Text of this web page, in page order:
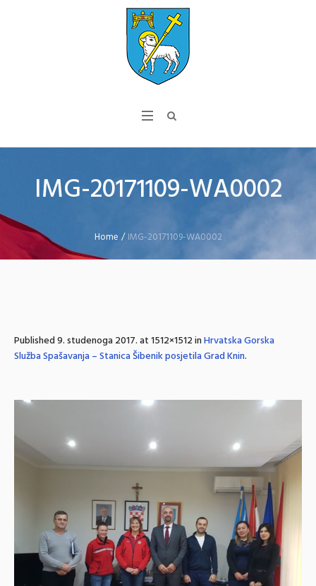
IMG-20171109-WA0002
Home /IMG-20171109-WA0002
Published9. studenoga 2017.at 1512×1512 inHrvatska Gorska
Služba Spašavanja – Stanica Šibenik posjetila Grad Knin.